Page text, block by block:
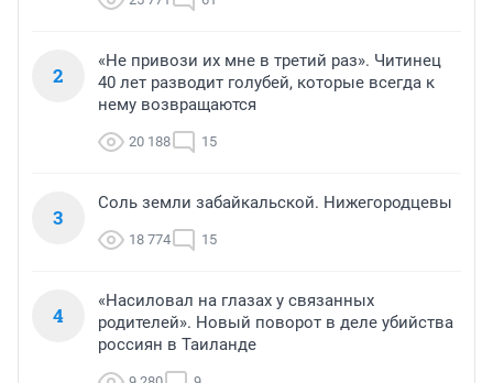
2
«Не привози их мне в третий раз». Читинец
40 лет разводит голубей, которые всегда к
нему возвращаются
20 188 15
3
Соль земли забайкальской. Нижегородцевы
18 774 15
4
«Насиловал на глазах у связанных
родителей». Новый поворот в деле убийства
россиян в Таиланде